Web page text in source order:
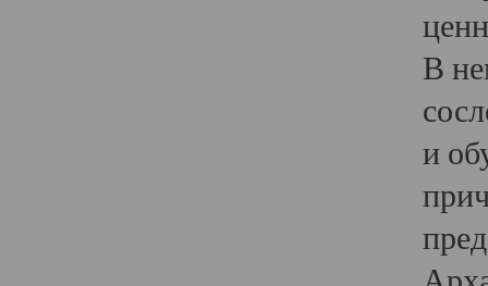
В
и